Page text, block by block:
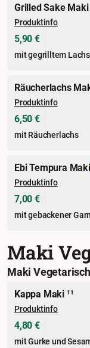
Grilled Sake Maki
Produktinfo
5,90 €
mit gegrilltem
Räucherlachs
Produktinfo
6,50 €
mit Räucherlachs
Ebi Tempura Maki
Produktinfo
7,00 €
mit gebackener
Maki
Maki
Kappa Maki 11
Produktinfo
4,80 €
mit Gurke und